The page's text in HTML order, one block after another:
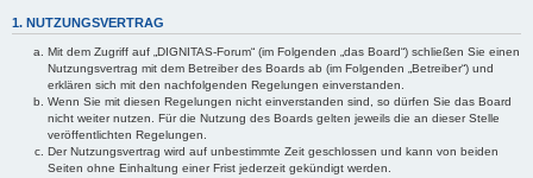
1. NUTZUNGSVERTRAG
Mit dem Zugriff auf „DIGNITAS-Forum“ (im Folgenden „das Board“) schließen Sie einen
Nutzungsvertrag mit dem Betreiber des Boards ab (im Folgenden „Betreiber“) und
erklären sich mit den nachfolgenden Regelungen einverstanden.
Wenn Sie mit diesen Regelungen nicht einverstanden sind, so dürfen Sie das Board
nicht weiter nutzen. Für die Nutzung des Boards gelten jeweils die an dieser Stelle
veröffentlichten Regelungen.
Der Nutzungsvertrag wird auf unbestimmte Zeit geschlossen und kann von beiden
Seiten ohne Einhaltung einer Frist jederzeit gekündigt werden.